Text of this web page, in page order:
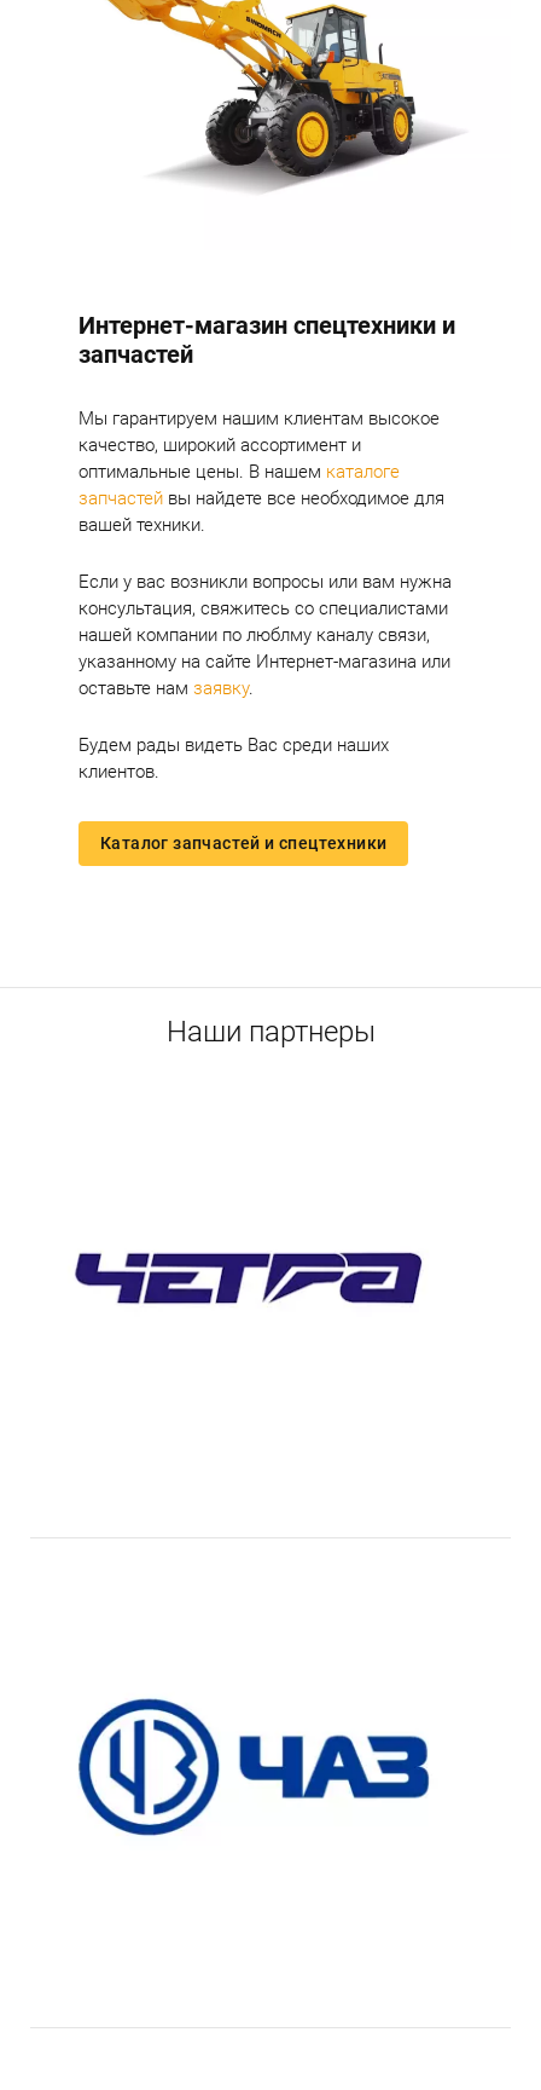
Интернет-магазин спецтехники и
запчастей
Мы гарантируем нашим клиентам высокое
качество, широкий ассортимент и
оптимальные цены. В нашем каталоге
запчастей вы найдете все необходимое для
вашей техники.
Если у вас возникли вопросы или вам нужна
консультация, свяжитесь со специалистами
нашей компании по люблму каналу связи,
указанному на сайте Интернет-магазина или
оставьте нам заявку.
Будем рады видеть Вас среди наших
клиентов.
Каталог запчастей и спецтехники
Наши партнеры